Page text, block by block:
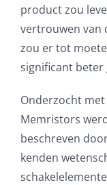
product zou
vertrouwen van
zou er tot
significant beter
Onderzocht
Memristors
beschreven
kenden